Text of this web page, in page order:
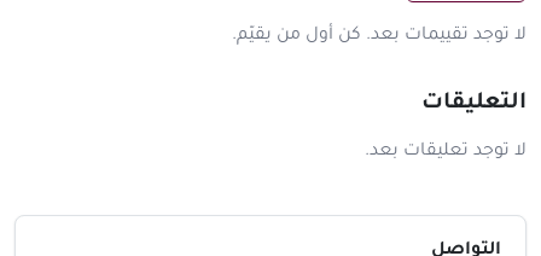
لا توجد تقييمات بعد. كن أول من يقيّم.
التعليقات
لا توجد تعليقات بعد.
التواصل